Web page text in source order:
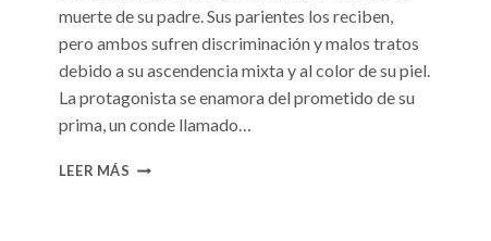
muerte de su padre. Sus parientes los reciben,
pero ambos sufren discriminación y malos tratos
debido a su ascendencia mixta y al color de su piel.
La protagonista se enamora del prometido de su
prima, un conde llamado…
LEER MÁS CONSULTA